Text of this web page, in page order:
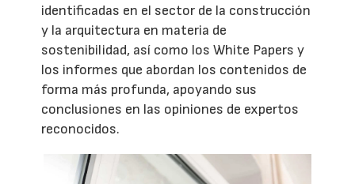
identificadas en el sector de la construcción
y la arquitectura en materia de
sostenibilidad, así como los White Papers y
los informes que abordan los contenidos de
forma más profunda, apoyando sus
conclusiones en las opiniones de expertos
reconocidos.